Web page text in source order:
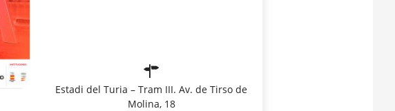
Estadi del Turia – Tram III. Av. de Tirso de
Molina, 18